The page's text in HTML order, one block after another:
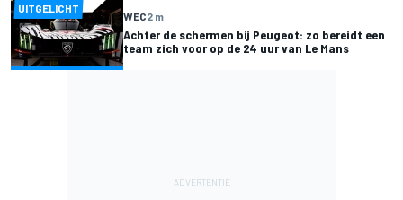
UITGELICHT
WEC2 m
Achter de schermen bij Peugeot: zo bereidt een
team zich voor op de 24 uur van Le Mans